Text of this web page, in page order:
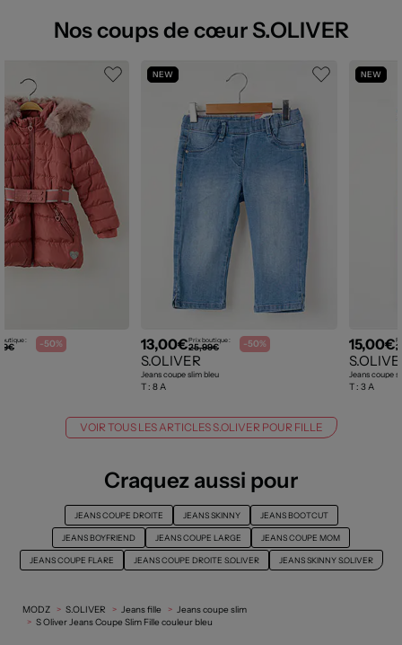
Nos coups de cœur S.OLIVER
: -50%
NEW
13,00€Prix boutique :
25,99€ -50%
S.OLIVER
Jeans coupe slim bleu
T : 8 A
NEW
15,00€
Jeans coupe
T : 3 A
VOIR TOUS LES ARTICLES S.OLIVER POUR FILLE
Craquez aussi pour
JEANS COUPE DROITE JEANS SKINNY JEANS BOOTCUT
JEANS BOYFRIEND JEANS COUPE LARGE JEANS COUPE MOM
JEANS COUPE FLARE JEANS COUPE DROITE S.OLIVER JEANS SKINNY S.OLIVER
MODZ S.OLIVER Jeans fille
Jeans coupe slim
S Oliver Jeans Coupe Slim Fille couleur bleu